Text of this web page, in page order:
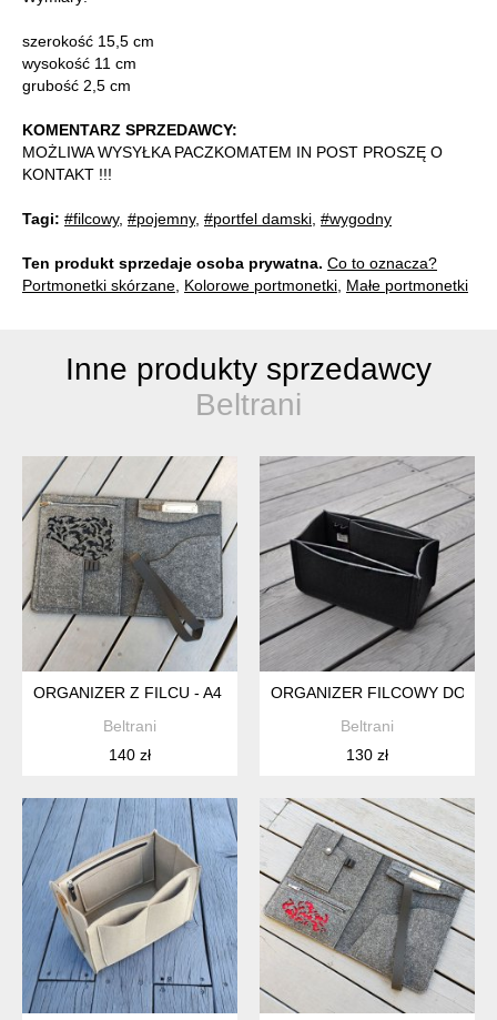
szerokość 15,5 cm
wysokość 11 cm
grubość 2,5 cm
KOMENTARZ SPRZEDAWCY:
MOŻLIWA WYSYŁKA PACZKOMATEM IN POST PROSZĘ O
KONTAKT !!!
Tagi: #filcowy, #pojemny, #portfel damski #wygodny
Ten produkt sprzedaje osoba prywatna. Co to oznacza?
Portmonetki skórzane Kolorowe portmonetki Małe portmonetki
Inne produkty sprzedawcy
Beltrani
ORGANIZER Z FILCU - A4 - GRAFITOWY Z AŻUREM- NA
Beltrani
140 zł
ORGANIZER FILCOWY DO
Beltrani
130 zł